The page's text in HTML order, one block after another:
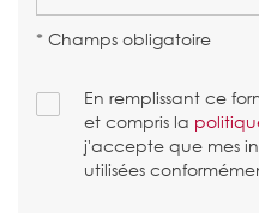
* Champs obligatoire
En remplissant ce
et compris la
j'accepte que mes
utilisées